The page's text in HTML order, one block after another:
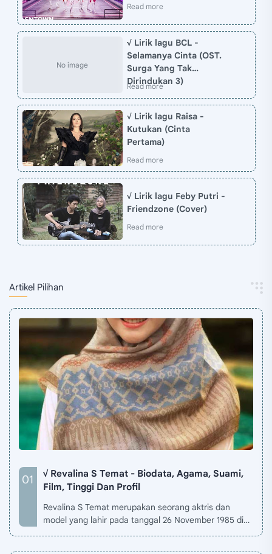
√ Lirik lagu BCL -
Selamanya Cinta (OST.
Surga Yang Tak
Dirindukan 3)
√ Lirik lagu Raisa -
Kutukan (Cinta
Pertama)
√ Lirik lagu Feby Putri -
Friendzone (Cover)
Artikel Pilihan
√ Revalina S Temat - Biodata, Agama, Suami,
Film, Tinggi Dan Profil
Revalina S Temat merupakan seorang aktris dan
model yang lahir pada tanggal 26 November 1985 di